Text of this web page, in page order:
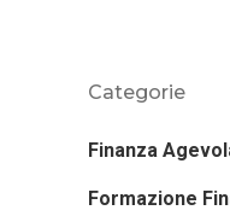
Categorie
Finanza
Formazione